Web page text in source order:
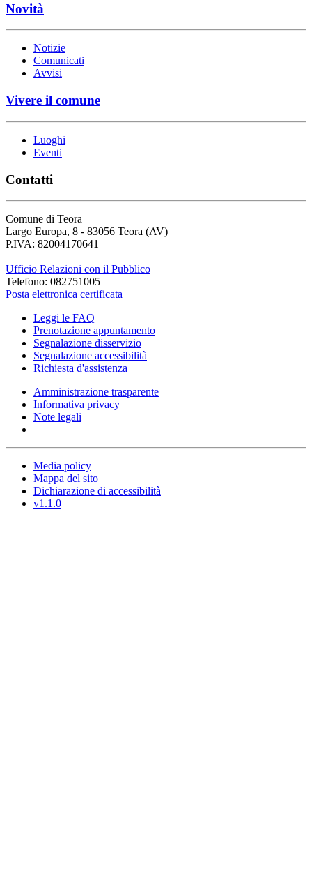
Novità
Notizie
Comunicati
Avvisi
Vivere il comune
Luoghi
Eventi
Contatti
Comune di Teora
Largo Europa, 8 - 83056 Teora (AV)
P.IVA: 82004170641
Ufficio Relazioni con il Pubblico
Telefono: 082751005
Posta elettronica certificata
Leggi le FAQ
Prenotazione appuntamento
Segnalazione disservizio
Segnalazione accessibilità
Richiesta d'assistenza
Amministrazione trasparente
Informativa privacy
Note legali
Media policy
Mappa del sito
Dichiarazione di accessibilità
v1.1.0